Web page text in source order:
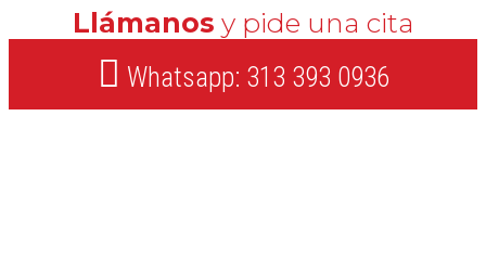
Llámanos y pide una cita
Whatsapp: 313 393 0936